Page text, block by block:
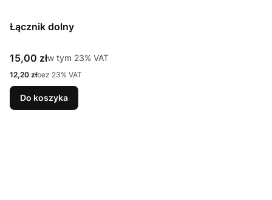
Łącznik dolny
Cena brutto
15,00 złw tym %s VAT
w tym 23% VAT
Cena netto
12,20 złbez 23% VAT
Do koszyka